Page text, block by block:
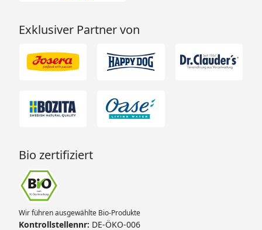
Exklusiver Partner von
Bio zertifiziert
Wir führen ausgewählte Bio-Produkte
Kontrollstellennr: DE-ÖKO-006